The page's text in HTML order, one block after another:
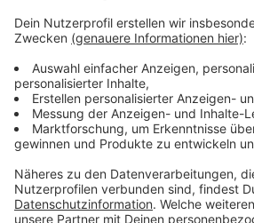
Die einen haben gefeiert, die
etwas gefeiert und wieder andere
entlassen, bevor es andere tun.
gewählt - Friedrich Merz muss jetzt
funktionierende Regierung auf die
wenn wir doch eins aus den ganzen
Kindergarten-Gruppen gelernt
am besten mit einer WhatsApp-